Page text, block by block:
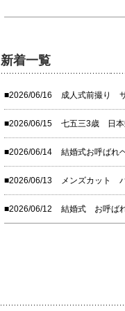
新着一覧
■2026/06/16 成人式前撮り
■2026/06/15 七五三3歳 日
■2026/06/14 結婚式お呼ば
■2026/06/13 メンズカット
■2026/06/12 結婚式 お呼ば